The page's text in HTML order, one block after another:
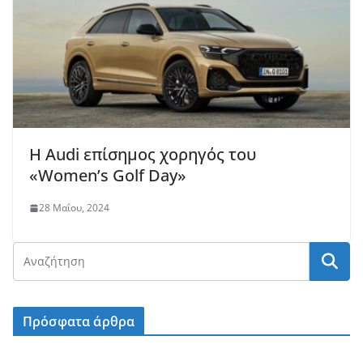
Η Audi επίσημος χορηγός του
«Women’s Golf Day»
28 Μαΐου, 2024
Πρόσφατα άρθρα